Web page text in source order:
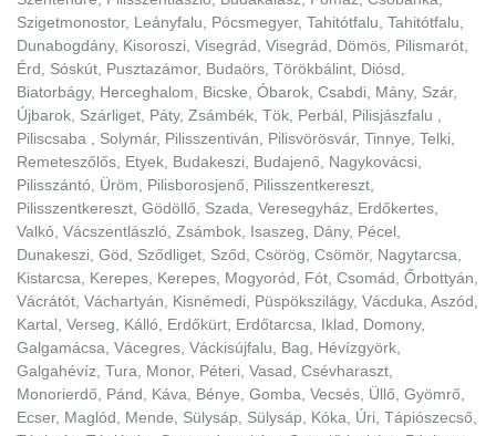
Szigetmonostor, Leányfalu, Pócsmegyer, Tahitótfalu, Tahitótfalu,
Dunabogdány, Kisoroszi, Visegrád, Visegrád, Dömös, Pilismarót,
Érd, Sóskút, Pusztazámor, Budaörs, Törökbálint, Diósd,
Biatorbágy, Herceghalom, Bicske, Óbarok, Csabdi, Mány, Szár,
Újbarok, Szárliget, Páty, Zsámbék, Tök, Perbál, Pilisjászfalu ,
Piliscsaba , Solymár, Pilisszentiván, Pilisvörösvár, Tinnye, Telki,
Remeteszőlős, Etyek, Budakeszi, Budajenő, Nagykovácsi,
Pilisszántó, Üröm, Pilisborosjenő, Pilisszentkereszt,
Pilisszentkereszt, Gödöllő, Szada, Veresegyház, Erdőkertes,
Valkó, Vácszentlászló, Zsámbok, Isaszeg, Dány, Pécel,
Dunakeszi, Göd, Sződliget, Sződ, Csörög, Csömör, Nagytarcsa,
Kistarcsa, Kerepes, Kerepes, Mogyoród, Fót, Csomád, Őrbottyán,
Vácrátót, Váchartyán, Kisnémedi, Püspökszilágy, Vácduka, Aszód,
Kartal, Verseg, Kálló, Erdőkürt, Erdőtarcsa, Iklad, Domony,
Galgamácsa, Vácegres, Váckisújfalu, Bag, Hévízgyörk,
Galgahévíz, Tura, Monor, Péteri, Vasad, Csévharaszt,
Monorierdő, Pánd, Káva, Bénye, Gomba, Vecsés, Üllő, Gyömrő,
Ecser, Maglód, Mende, Sülysáp, Sülysáp, Kóka, Úri, Tápiószecső,